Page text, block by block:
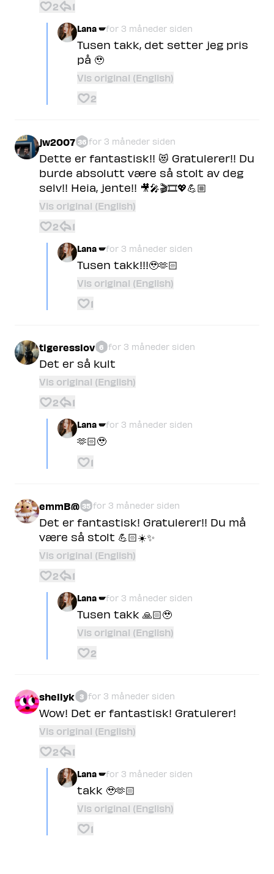
2 1
Lana 🪽for 3 måneder siden
Tusen takk, det setter jeg pris
på 🥹
Vis original (English)
2
jw2007 36 for 3 måneder siden
Dette er fantastisk!! 😻 Gratulerer!! Du
burde absolutt være så stolt av deg
selv!! Heia, jente!! 🎥🎤🎬🎞️💖💪🏼
Vis original (English)
2 1
Lana 🪽for 3 måneder siden
Tusen takk!!!🥹🫶🏻
Vis original (English)
1
tigeresslov 6 for 3 måneder siden
Det er så kult
Vis original (English)
2 1
Lana 🪽for 3 måneder siden
🫶🏻🥹
1
emmB@ 35 for 3 måneder siden
Det er fantastisk! Gratulerer!! Du må
være så stolt 💪🏻☀️✨
Vis original (English)
2 1
Lana 🪽for 3 måneder siden
Tusen takk 🙏🏻🥹
Vis original (English)
2
shellyk 3 for 3 måneder siden
Wow! Det er fantastisk! Gratulerer!
Vis original (English)
2 1
Lana 🪽for 3 måneder siden
takk 🥹🫶🏻
Vis original (English)
1